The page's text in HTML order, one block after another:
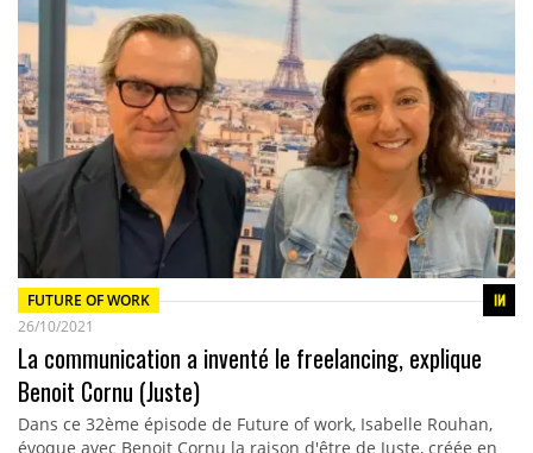
FUTURE OF WORK
26/10/2021
La communication a inventé le freelancing, explique
Benoit Cornu (Juste)
Dans ce 32ème épisode de Future of work, Isabelle Rouhan,
évoque avec Benoit Cornu la raison d'être de Juste, créée en